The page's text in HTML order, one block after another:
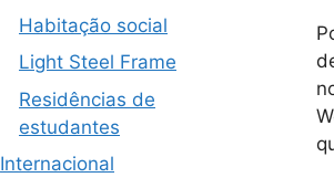
Habitação social
Light Steel Frame
Residências de
estudantes
Internacional